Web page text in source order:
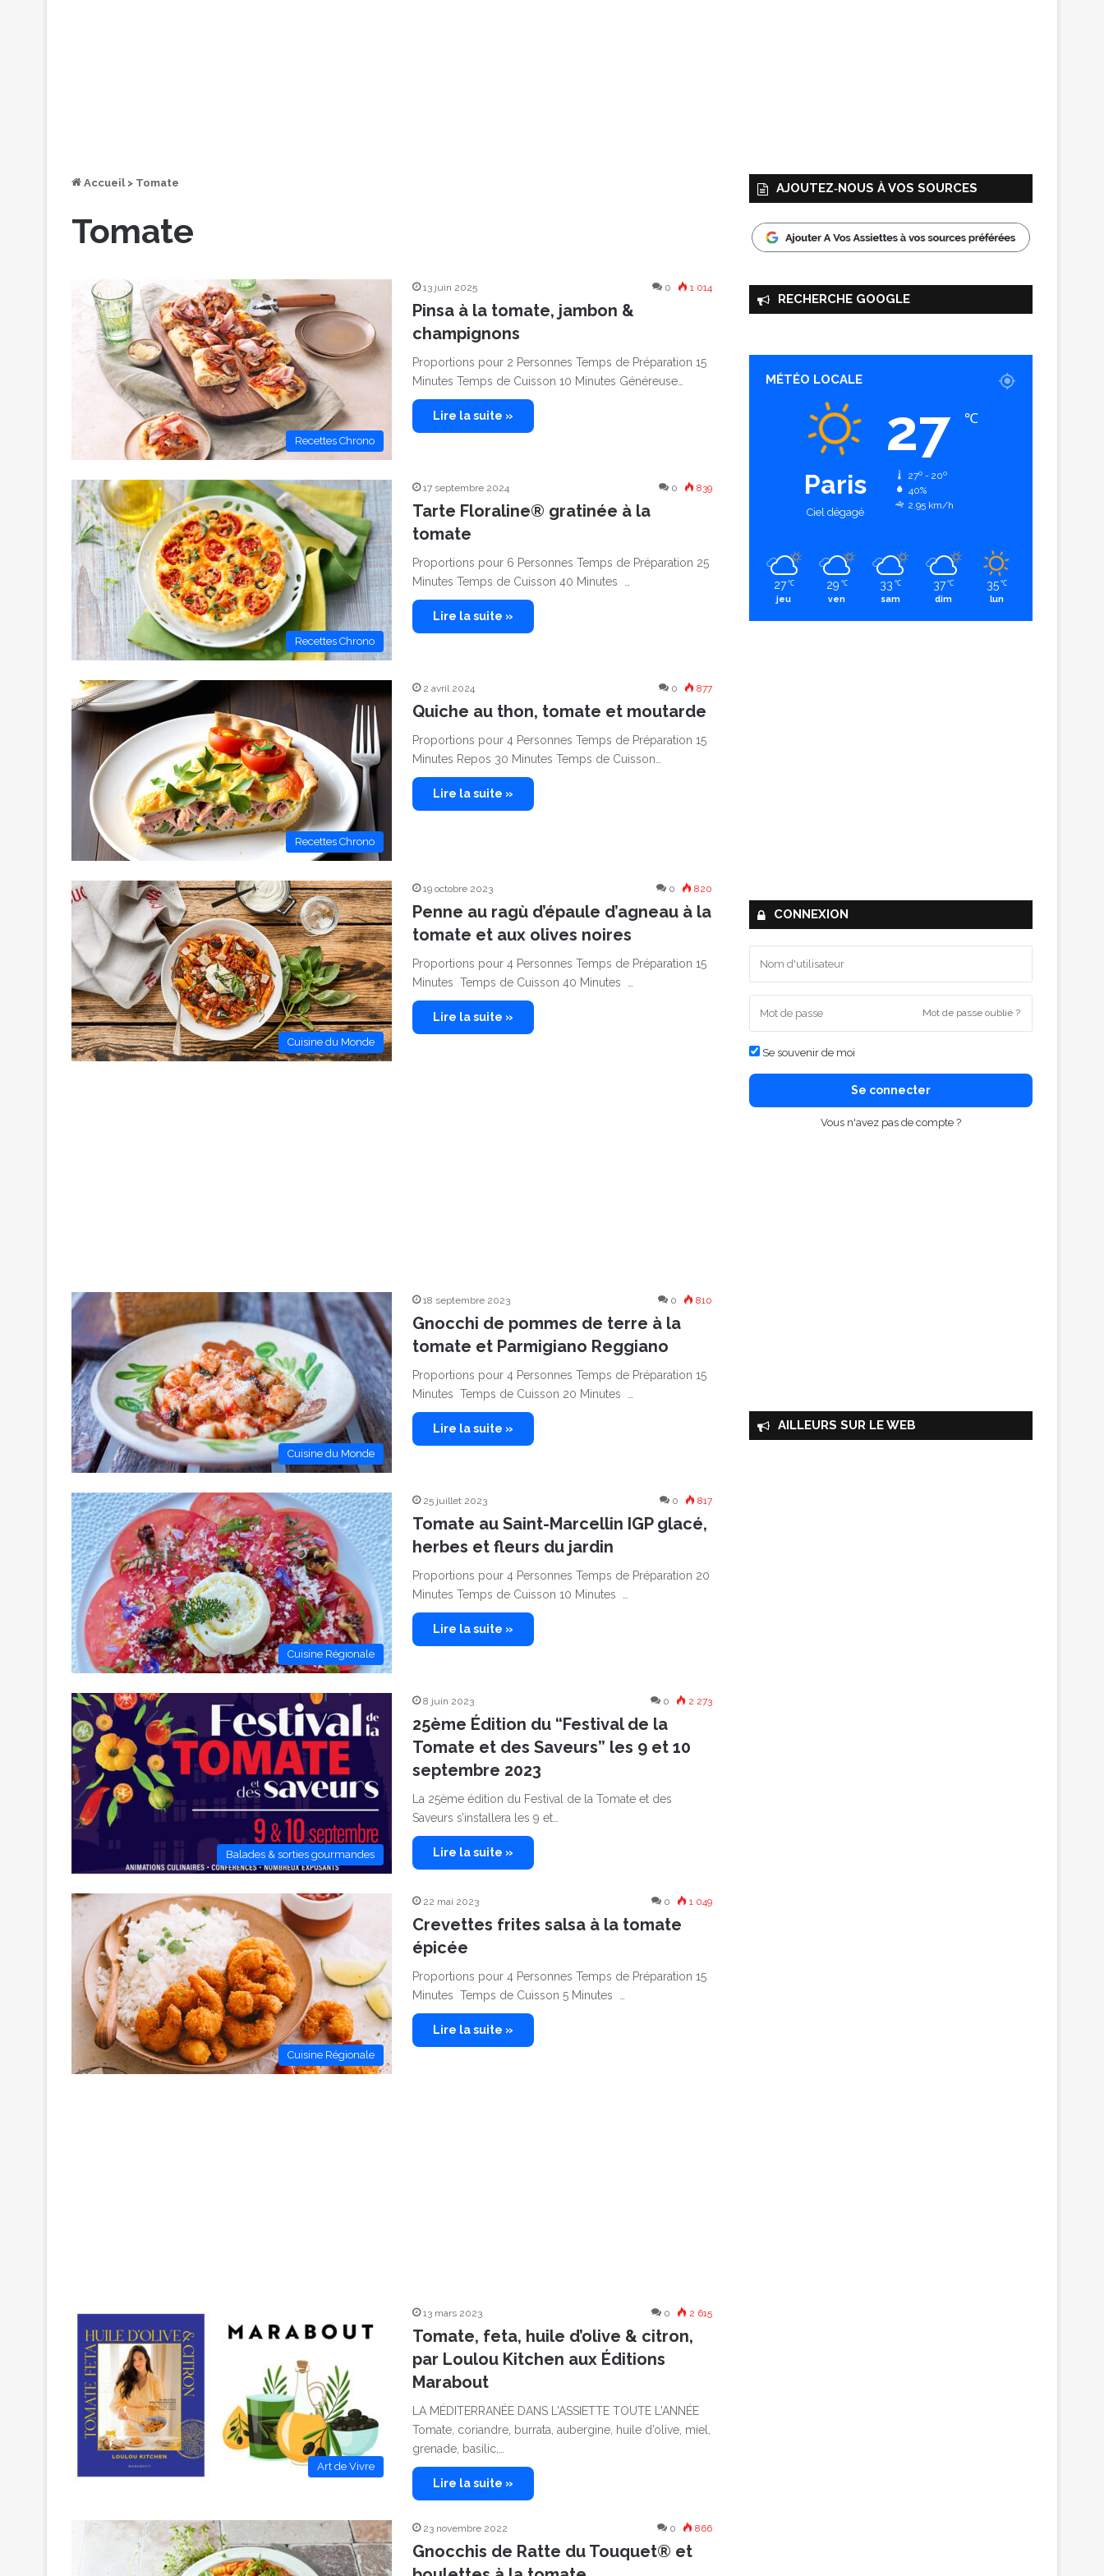
Accueil > Tomate
Tomate
Recettes Chrono
13 juin 2025 0 1 014
Pinsa à la tomate, jambon &
champignons
Proportions pour 2 Personnes Temps de Préparation 15
Minutes Temps de Cuisson 10 Minutes Généreuse…
Lire la suite »
Recettes Chrono
17 septembre 2024 0 839
Tarte Floraline® gratinée à la
tomate
Proportions pour 6 Personnes Temps de Préparation 25
Minutes Temps de Cuisson 40 Minutes …
Lire la suite »
Recettes Chrono
2 avril 2024 0 877
Quiche au thon, tomate et moutarde
Proportions pour 4 Personnes Temps de Préparation 15
Minutes Repos 30 Minutes Temps de Cuisson…
Lire la suite »
Cuisine du Monde
19 octobre 2023 0 820
Penne au ragù d’épaule d’agneau à la
tomate et aux olives noires
Proportions pour 4 Personnes Temps de Préparation 15
Minutes Temps de Cuisson 40 Minutes …
Lire la suite »
Cuisine du Monde
18 septembre 2023 0 810
Gnocchi de pommes de terre à la
tomate et Parmigiano Reggiano
Proportions pour 4 Personnes Temps de Préparation 15
Minutes Temps de Cuisson 20 Minutes …
Lire la suite »
Cuisine Régionale
25 juillet 2023 0 817
Tomate au Saint-Marcellin IGP glacé,
herbes et fleurs du jardin
Proportions pour 4 Personnes Temps de Préparation 20
Minutes Temps de Cuisson 10 Minutes …
Lire la suite »
Balades & sorties gourmandes
8 juin 2023 0 2 273
25ème Édition du “Festival de la
Tomate et des Saveurs” les 9 et 10
septembre 2023
La 25ème édition du Festival de la Tomate et des
Saveurs s’installera les 9 et…
Lire la suite »
Cuisine Régionale
22 mai 2023 0 1 049
Crevettes frites salsa à la tomate
épicée
Proportions pour 4 Personnes Temps de Préparation 15
Minutes Temps de Cuisson 5 Minutes …
Lire la suite »
Art de Vivre
13 mars 2023 0 2 615
Tomate, feta, huile d’olive & citron,
par Loulou Kitchen aux Éditions
Marabout
LA MÉDITERRANÉE DANS L'ASSIETTE TOUTE L'ANNÉE
Tomate, coriandre, burrata, aubergine, huile d’olive, miel,
grenade, basilic,…
Lire la suite »
23 novembre 2022 0 866
Gnocchis de Ratte du Touquet® et
AJOUTEZ‑NOUS À VOS SOURCES
RECHERCHE GOOGLE
MÉTÉO LOCALE
Paris
Ciel dégagé
27 ℃
27º - 20º
40%
2.95 km/h
27 ℃
jeu
29 ℃
ven
33 ℃
sam
37 ℃
dim
35 ℃
lun
CONNEXION
Mot de passe oublié ?
Se souvenir de moi
Se connecter
Vous n'avez pas de compte ?
AILLEURS SUR LE WEB